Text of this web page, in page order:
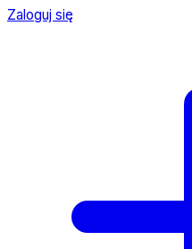
Zaloguj się